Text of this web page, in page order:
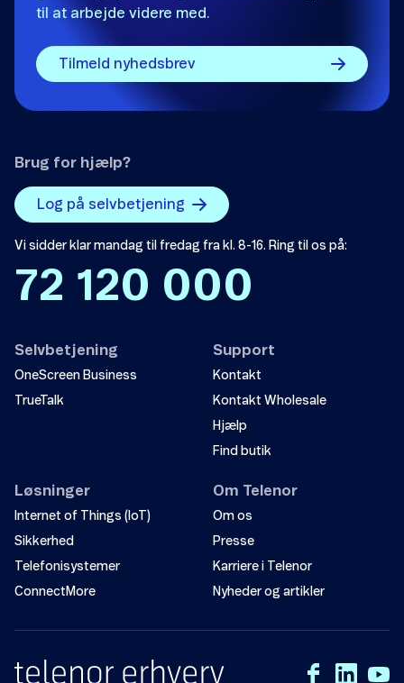
Andet
Send
til at arbejde videre med.
Tilmeld nyhedsbrev
Brug for hjælp?
Log på selvbetjening
Vi sidder klar mandag til fredag fra kl. 8-16. Ring til os på:
72 120 000
Selvbetjening
OneScreen Business
TrueTalk
Support
Kontakt
Kontakt Wholesale
Hjælp
Find butik
Løsninger
Internet of Things (IoT)
Sikkerhed
Telefonisystemer
ConnectMore
Om Telenor
Om os
Presse
Karriere i Telenor
Nyheder og artikler